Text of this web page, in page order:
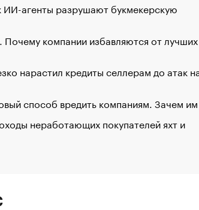
ИИ-агенты разрушают букмекерскую
компании избавляются от лучших
нарастил кредиты селлерам до атак
способ вредить компаниям. Зачем
неработающих покупателей яхт и